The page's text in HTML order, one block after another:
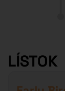
LÍSTOK